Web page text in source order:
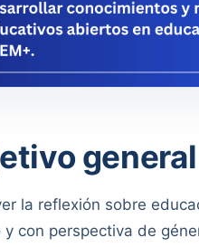
general
la reflexión sobre
y con perspectiva de